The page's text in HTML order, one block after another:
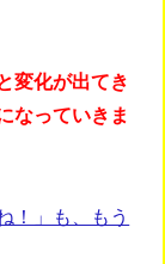
変化が出てき
なっていきま
！」も、もう